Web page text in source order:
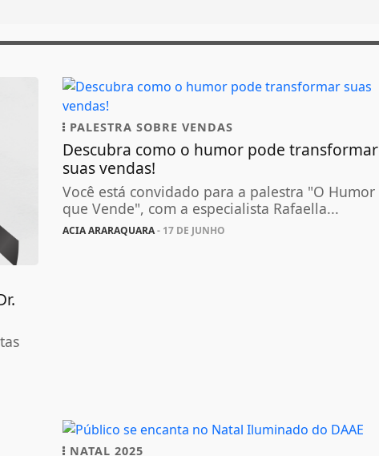
PALESTRA SOBRE VENDAS
Descubra como o humor pode transformar
suas vendas!
Você está convidado para a palestra "O Humor
que Vende", com a especialista Rafaella...
ACIA ARARAQUARA- 17 DE JUNHO
NATAL 2025